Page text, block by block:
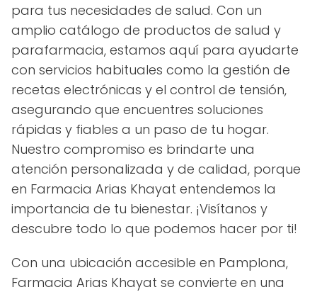
para tus necesidades de salud. Con un
amplio catálogo de productos de salud y
parafarmacia, estamos aquí para ayudarte
con servicios habituales como la gestión de
recetas electrónicas y el control de tensión,
asegurando que encuentres soluciones
rápidas y fiables a un paso de tu hogar.
Nuestro compromiso es brindarte una
atención personalizada y de calidad, porque
en Farmacia Arias Khayat entendemos la
importancia de tu bienestar. ¡Visítanos y
descubre todo lo que podemos hacer por ti!
Con una ubicación accesible en Pamplona,
Farmacia Arias Khayat se convierte en una